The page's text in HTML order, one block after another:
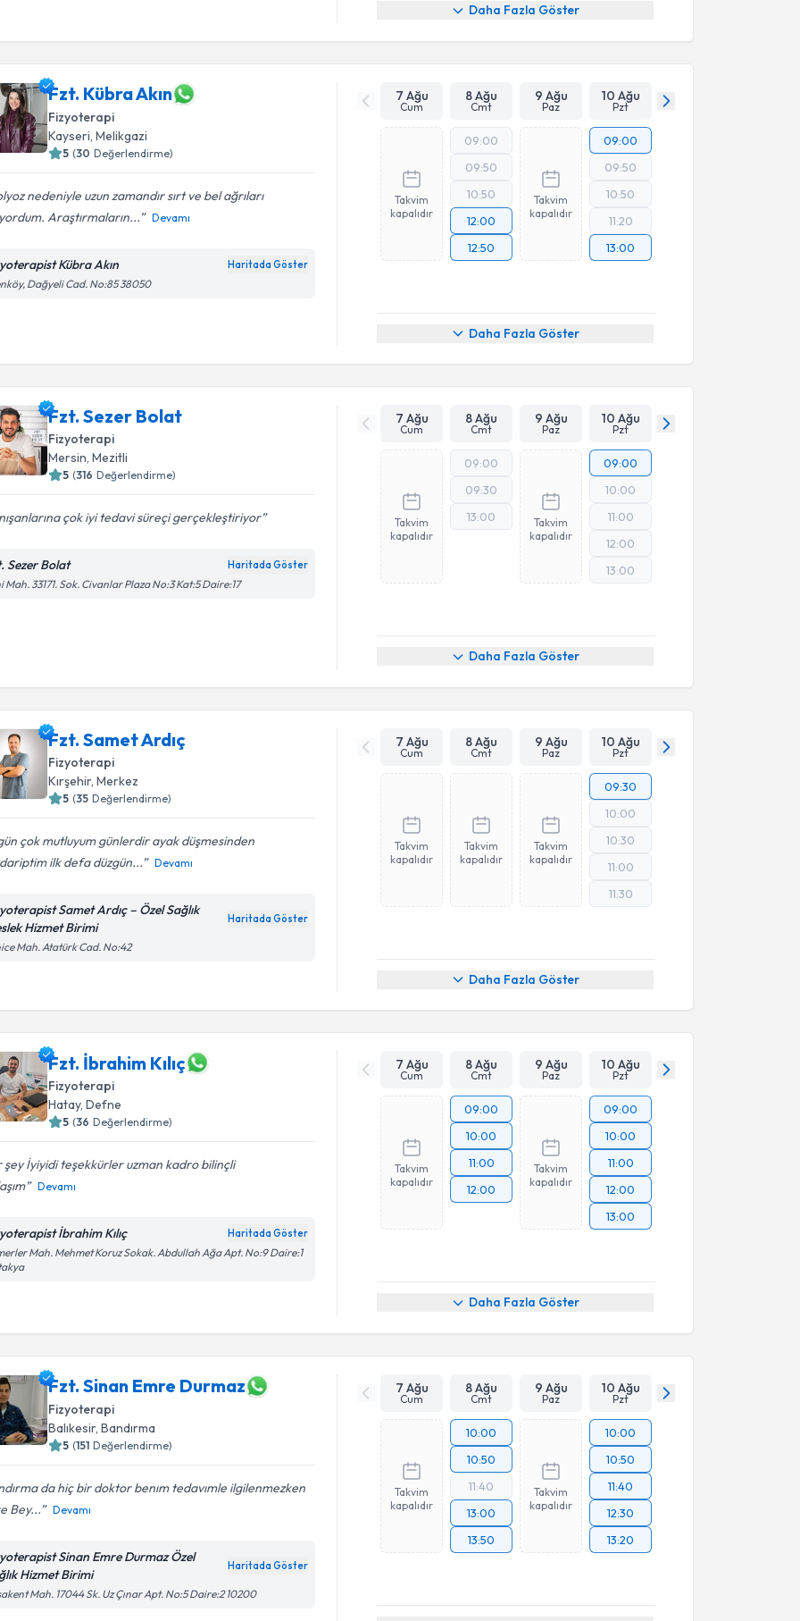
Daha Fazla Göster
Fzt. Kübra Akın
Fizyoterapi
Kayseri , Melikgazi
5 (30 Değerlendirme)
nedeniyle uzun zamandır sırt ve bel ağrıları
Araştırmaların...
Devamı
Kübra Akın Haritada Göster
Dağyeli Cad. No:85 38050
7 Ağu
Cum
8 Ağu
Cmt
9 Ağu
Paz
10 Ağu
Pzt
Takvim
kapalıdır
09:00
09:50
10:50
12:00
12:50
Takvim
kapalıdır
09:00
09:50
10:50
11:20
13:00
Daha Fazla Göster
Fzt. Sezer Bolat
Fizyoterapi
Mersin, Mezitli
5 (316 Değerlendirme)
çok iyi tedavi süreçi gerçekleştiriyor
Sezer Bolat Haritada Göster
Mah. 33171. Sok. Civanlar Plaza No:3 Kat:5 Daire:17
7 Ağu
Cum
8 Ağu
Cmt
9 Ağu
Paz
10 Ağu
Pzt
Takvim
kapalıdır
09:00
09:30
13:00
Takvim
kapalıdır
09:00
10:00
11:00
12:00
13:00
Daha Fazla Göster
Fzt. Samet Ardıç
Fizyoterapi
Kırşehir, Merkez
5 (35 Değerlendirme)
çok mutluyum günlerdir ayak düşmesinden
ilk defa düzgün...
Devamı
Samet Ardıç – Özel Sağlık
Hizmet Birimi
Haritada Göster
Mah. Atatürk Cad. No:42
7 Ağu
Cum
8 Ağu
Cmt
9 Ağu
Paz
10 Ağu
Pzt
Takvim
kapalıdır
Takvim
kapalıdır
Takvim
kapalıdır
09:30
10:00
10:30
11:00
11:30
Daha Fazla Göster
Fzt. İbrahim Kılıç
Fizyoterapi
Hatay, Defne
5 (36 Değerlendirme)
şey İyiyidi teşekkürler uzman kadro bilinçli
Devamı
İbrahim Kılıç Haritada Göster
Mah. Mehmet Koruz Sokak. Abdullah Ağa Apt. No:9 Daire:1
7 Ağu
Cum
8 Ağu
Cmt
9 Ağu
Paz
10 Ağu
Pzt
Takvim
kapalıdır
09:00
10:00
11:00
12:00
Takvim
kapalıdır
09:00
10:00
11:00
12:00
13:00
Daha Fazla Göster
Fzt. Sinan Emre Durmaz
Fizyoterapi
Balıkesir, Bandırma
5 (151 Değerlendirme)
da hiç bir doktor benım tedavımle ilgilenmezken
Bey...
Devamı
Sinan Emre Durmaz Özel
Hizmet Birimi
Haritada Göster
Mah. 17044 Sk. Uz Çınar Apt. No:5 Daire:2 10200
7 Ağu
Cum
8 Ağu
Cmt
9 Ağu
Paz
10 Ağu
Pzt
Takvim
kapalıdır
10:00
10:50
11:40
13:00
13:50
Takvim
kapalıdır
10:00
10:50
11:40
12:30
13:20